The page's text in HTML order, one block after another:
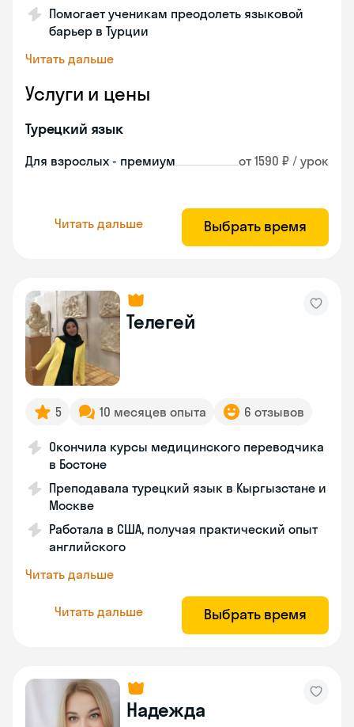
Помогает ученикам преодолеть языковой
барьер в Турции
Читать дальше
Услуги и цены
Турецкий язык
Для взрослых - премиум от 1590 ₽ / урок
Читать дальше Выбрать время
Телегей
5 10 месяцев опыта 6 отзывов
Окончила курсы медицинского переводчика
в Бостоне
Преподавала турецкий язык в Кыргызстане и
Москве
Работала в США, получая практический опыт
английского
Читать дальше
Читать дальше Выбрать время
Надежда